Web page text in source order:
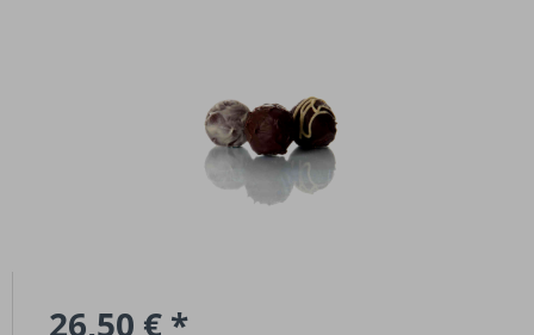
26,50 € *